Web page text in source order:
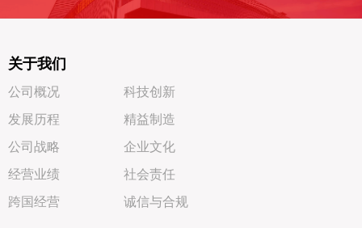
关于我们
公司概况
发展历程
公司战略
经营业绩
跨国经营
科技创新
精益制造
企业文化
社会责任
诚信与合规